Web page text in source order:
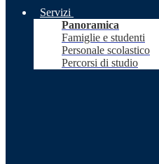
Servizi
Panoramica
Famiglie e studenti
Personale scolastico
Percorsi di studio